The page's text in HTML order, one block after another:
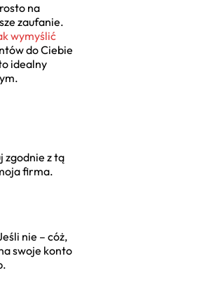
na
zaufanie.
wymyślić
do Ciebie
idealny
zgodnie z tą
firma.
nie – cóż,
swoje konto